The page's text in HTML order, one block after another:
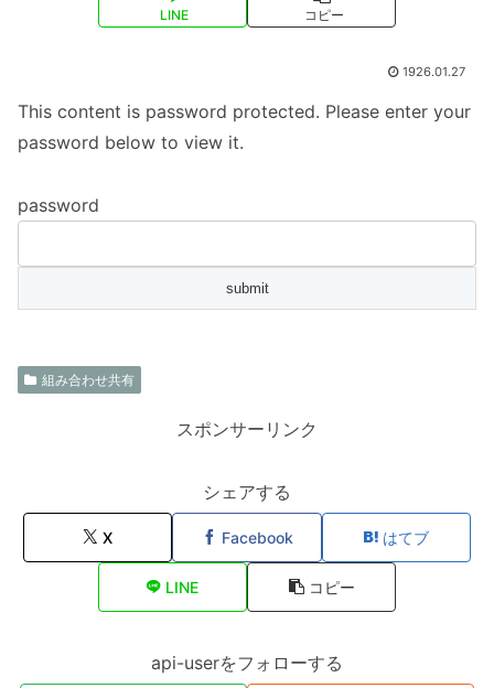
LINE コピー
1926.01.27
This content is password protected. Please enter your
password below to view it.
password
組み合わせ共有
スポンサーリンク
シェアする
X Facebook はてブ
LINE コピー
api-userをフォローする